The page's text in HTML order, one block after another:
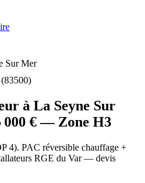
Sur Mer
83500)
à La Seyne Sur
000 € — Zone H3
4). PAC réversible chauffage +
RGE du Var — devis